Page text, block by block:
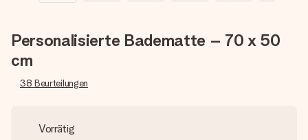
Personalisierte Badematte – 70 x 50
cm
38 Beurteilungen
Vorrätig